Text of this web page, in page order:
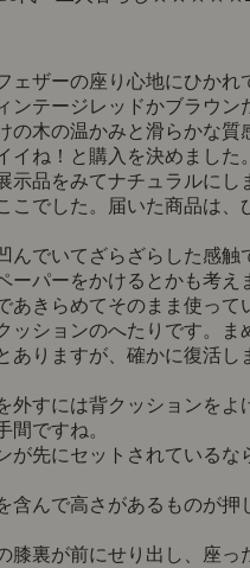
ェザーの座り心地にひかれ
ンテージレッドかブラウン
の木の温かみと滑らかな質
イね！と購入を決めました。
示品をみてナチュラルにし
こでした。届いた商品は、
んでいてざらざらした感触
ーパーをかけるとかも考え
あきらめてそのまま使って
ッションのへたりです。ま
ありますが、確かに復活し
外すには背クッションをよ
間ですね。
が先にセットされているな
含んで高さがあるものが押
膝裏が前にせり出し、座っ